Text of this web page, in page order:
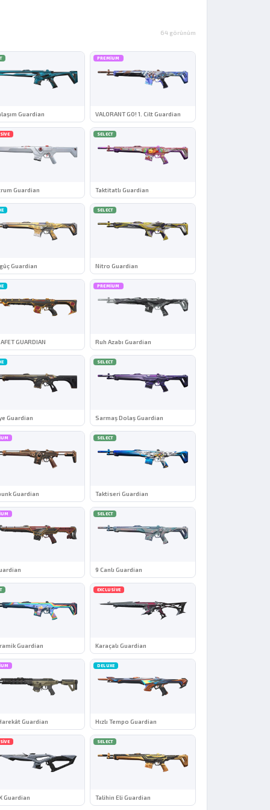
64 görünüm
Guardian
PREMIUM
VALORANT GO! 1. Cilt Guardian
Guardian
SELECT
Taktitatlı Guardian
Guardian
SELECT
Nitro Guardian
GUARDIAN
PREMIUM
Ruh Azabı Guardian
Guardian
SELECT
Sarmaş Dolaş Guardian
Guardian
SELECT
Taktiseri Guardian
SELECT
9 Canlı Guardian
Guardian
EXCLUSIVE
Karaçalı Guardian
Guardian
DELUXE
Hızlı Tempo Guardian
Guardian
SELECT
Talihin Eli Guardian